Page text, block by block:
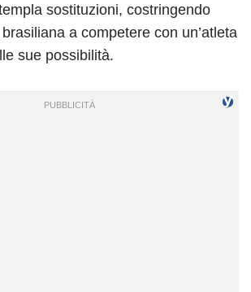
sostituzioni, costringendo
a competere con un’atleta
sue possibilità.